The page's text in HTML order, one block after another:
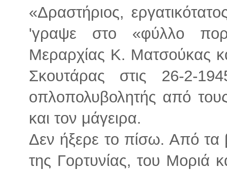
«Δραστήριος,
'γραψε στο «φύλλο
Μεραρχίας Κ. Ματσούκας
Σκουτάρας στις 26-2-
οπλοπολυβολητής από
και τον μάγειρα.
Δεν ήξερε το πίσω. Από τα
της Γορτυνίας, του Μοριά